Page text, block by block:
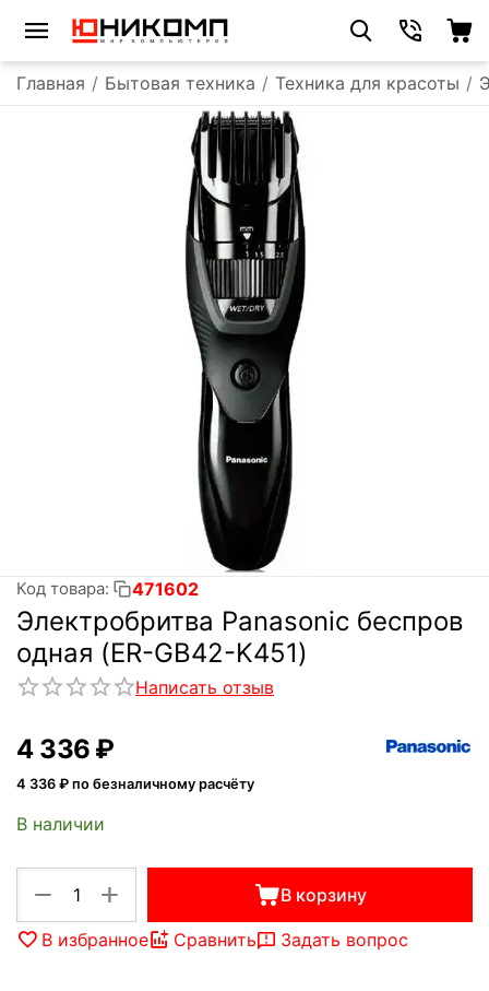
Главная / Бытовая техника / Техника для красоты /
Код товара: 471602
Электробритва Panasonic беспров
одная (ER-GB42-K451)
Написать отзыв
4 336 ₽
4 336 ₽ по безналичному расчёту
В наличии
+
− В корзину
В избранное Сравнить Задать вопрос